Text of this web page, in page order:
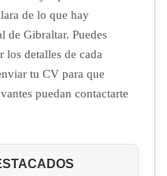
de lo que hay
de Gibraltar. Puedes
los detalles de cada
tu CV para que
puedan contactarte